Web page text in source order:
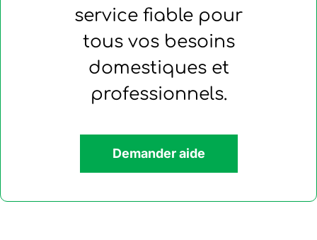
service fiable pour
tous vos besoins
domestiques et
professionnels.
Demander aide